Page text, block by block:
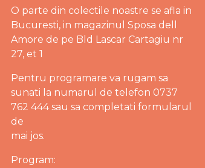
O parte din colectile noastre se afla in
Bucuresti, in magazinul Sposa dell
Amore de pe Bld Lascar Cartagiu nr
27, et 1
Pentru programare va rugam sa
sunati la numarul de telefon 0737
762 444 sau sa completati formularul
de
mai jos.
Program: